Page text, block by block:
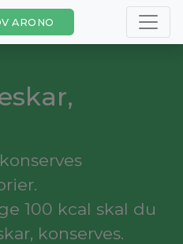
ARONO
100 kcal skal du
konserves.